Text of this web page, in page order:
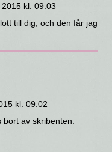
kl. 09:03
till dig, och den får jag
kl. 09:02
av skribenten.